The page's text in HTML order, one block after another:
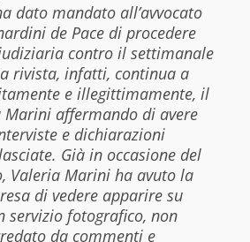
dato mandato all’avvocato
de Pace di procedere
contro il settimanale
rivista, infatti, continua a
e illegittimamente, il
affermando di avere
e dichiarazioni
Già in occasione del
Valeria Marini ha avuto la
di vedere apparire su
servizio fotografico, non
da commenti e